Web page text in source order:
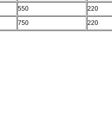
550
220
750 220